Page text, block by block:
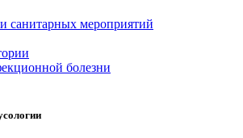
санитарных мероприятий
болезни